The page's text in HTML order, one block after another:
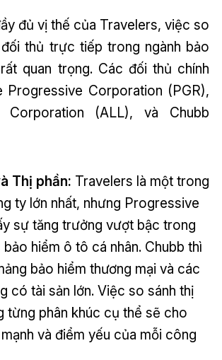
đủ vị thế của Travelers, việc so
thủ trực tiếp trong ngành bảo
quan trọng. Các đối thủ chính
Progressive Corporation (PGR),
Corporation (ALL), và Chubb
Thị phần: Travelers là một trong
ty lớn nhất, nhưng Progressive
sự tăng trưởng vượt bậc trong
bảo hiểm ô tô cá nhân. Chubb thì
bảo hiểm thương mại và các
có tài sản lớn. Việc so sánh thị
từng phân khúc cụ thể sẽ cho
và điểm yếu của mỗi công